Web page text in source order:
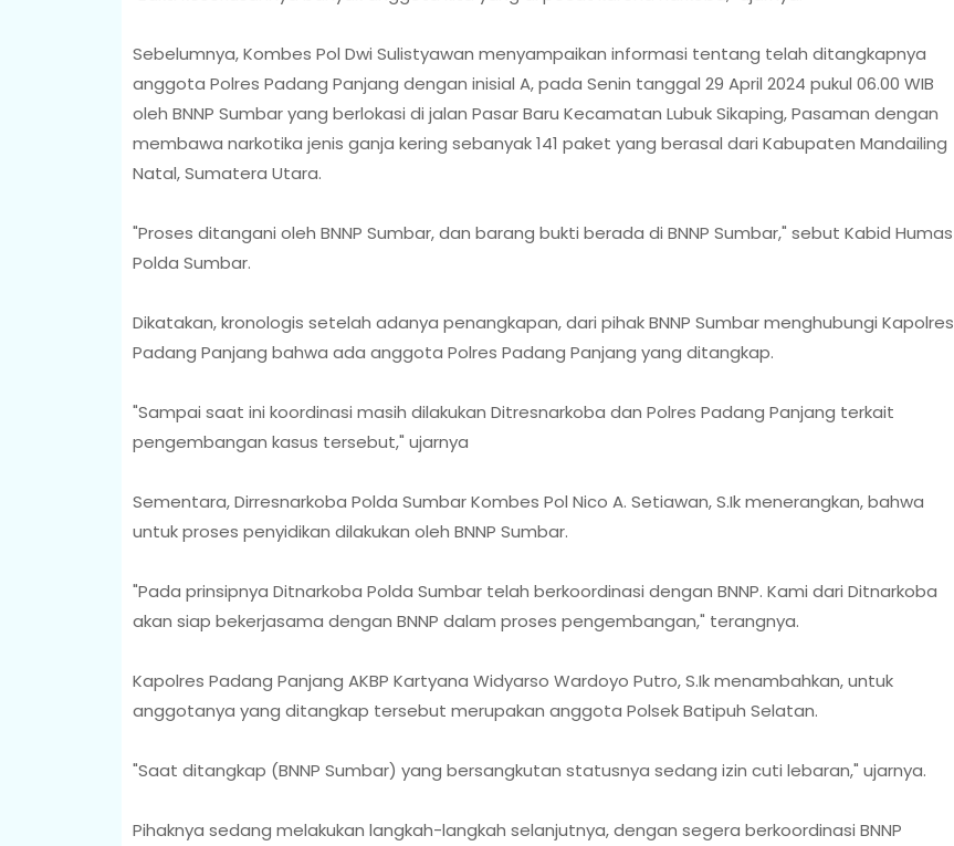
Sebelumnya, Kombes Pol Dwi Sulistyawan menyampaikan informasi tentang telah ditangkapnya
anggota Polres Padang Panjang dengan inisial A, pada Senin tanggal 29 April 2024 pukul 06.00 WIB
oleh BNNP Sumbar yang berlokasi di jalan Pasar Baru Kecamatan Lubuk Sikaping, Pasaman dengan
membawa narkotika jenis ganja kering sebanyak 141 paket yang berasal dari Kabupaten Mandailing
Natal, Sumatera Utara.
"Proses ditangani oleh BNNP Sumbar, dan barang bukti berada di BNNP Sumbar," sebut Kabid Humas
Polda Sumbar.
Dikatakan, kronologis setelah adanya penangkapan, dari pihak BNNP Sumbar menghubungi Kapolres
Padang Panjang bahwa ada anggota Polres Padang Panjang yang ditangkap.
"Sampai saat ini koordinasi masih dilakukan Ditresnarkoba dan Polres Padang Panjang terkait
pengembangan kasus tersebut," ujarnya
Sementara, Dirresnarkoba Polda Sumbar Kombes Pol Nico A. Setiawan, S.Ik menerangkan, bahwa
untuk proses penyidikan dilakukan oleh BNNP Sumbar.
"Pada prinsipnya Ditnarkoba Polda Sumbar telah berkoordinasi dengan BNNP. Kami dari Ditnarkoba
akan siap bekerjasama dengan BNNP dalam proses pengembangan," terangnya.
Kapolres Padang Panjang AKBP Kartyana Widyarso Wardoyo Putro, S.Ik menambahkan, untuk
anggotanya yang ditangkap tersebut merupakan anggota Polsek Batipuh Selatan.
"Saat ditangkap (BNNP Sumbar) yang bersangkutan statusnya sedang izin cuti lebaran," ujarnya.
Pihaknya sedang melakukan langkah-langkah selanjutnya, dengan segera berkoordinasi BNNP